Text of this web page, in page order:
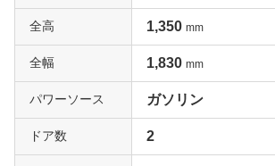
全高 1,350 mm
全幅 1,830 mm
パワーソース ガソリン
ドア数 2